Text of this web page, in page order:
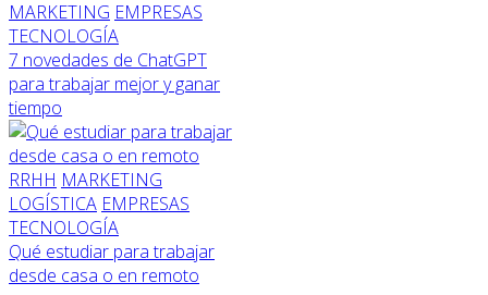
MARKETING EMPRESAS
TECNOLOGÍA
7 novedades de ChatGPT
para trabajar mejor y ganar
tiempo
RRHH MARKETING
LOGÍSTICA EMPRESAS
TECNOLOGÍA
Qué estudiar para trabajar
desde casa o en remoto